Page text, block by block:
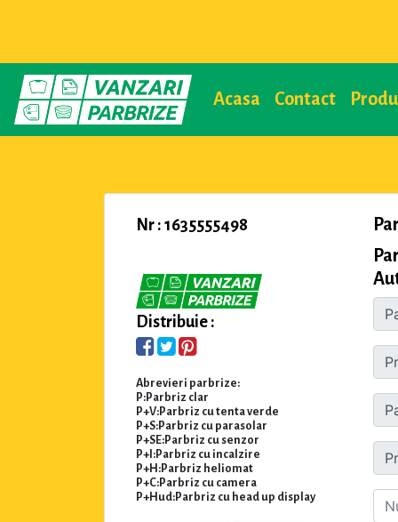
Acasa Contact
Nr : 1635555498
Distribuie :
Abrevieri parbrize:
P:Parbriz clar
P+V:Parbriz cu tenta verde
P+S:Parbriz cu parasolar
P+SE:Parbriz cu senzor
P+I:Parbriz cu incalzire
P+H:Parbriz heliomat
P+C:Parbriz cu camera
P+Hud:Parbriz cu head up display